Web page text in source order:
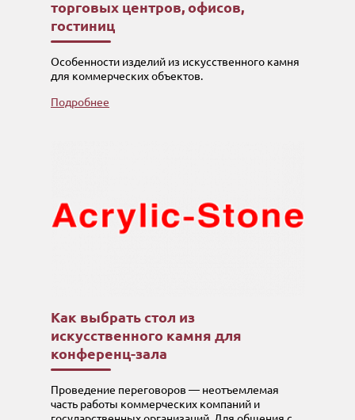
торговых центров, офисов,
гостиниц
Особенности изделий из искусственного камня
для коммерческих объектов.
Подробнее
Как выбрать стол из
искусственного камня для
конференц-зала
Проведение переговоров — неотъемлемая
часть работы коммерческих компаний и